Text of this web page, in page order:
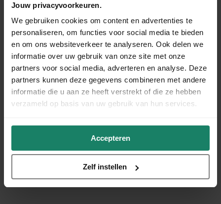
Jouw privacyvoorkeuren.
We gebruiken cookies om content en advertenties te
personaliseren, om functies voor social media te bieden
en om ons websiteverkeer te analyseren. Ook delen we
informatie over uw gebruik van onze site met onze
partners voor social media, adverteren en analyse. Deze
partners kunnen deze gegevens combineren met andere
informatie die u aan ze heeft verstrekt of die ze hebben
verzameld op basis van uw gebruik van hun services.
Accepteren
Zelf instellen